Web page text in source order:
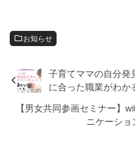
お知らせ
子育てママの自分発
に合った職業がわか
【男女共同参画セミナー】
ニケーショ